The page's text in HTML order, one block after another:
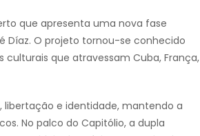
que apresenta uma nova fase
Díaz. O projeto tornou-se conhecido
culturais que atravessam Cuba, França,
libertação e identidade, mantendo a
No palco do Capitólio, a dupla